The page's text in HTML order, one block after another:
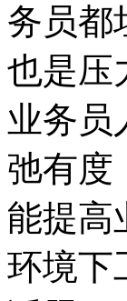
务员都
也是压
业务员
弛有度
能提高
环境下